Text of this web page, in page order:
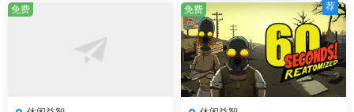
8 GB RAM
显卡:Nvidia GeForce GTX 1050Ti、AMD Radeon
RX 470 显卡或更高性能的显卡（至少 3GB 显存，支
免费 免费 荐